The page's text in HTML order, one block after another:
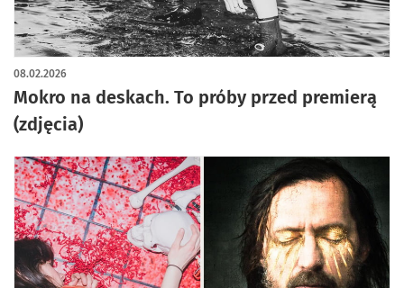
Mokro na deskach. To próby przed premierą
(zdjęcia)
08.02.2026
artykuł z galerią zdjęć